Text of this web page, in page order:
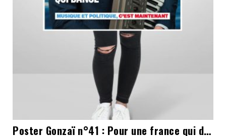
Poster Gonzaï n°41 : Pour une france qui danse